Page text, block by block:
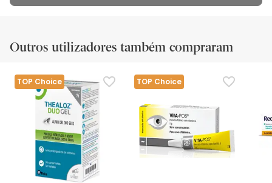
Outros utilizadores também compraram
TOP Choice TOP Choice